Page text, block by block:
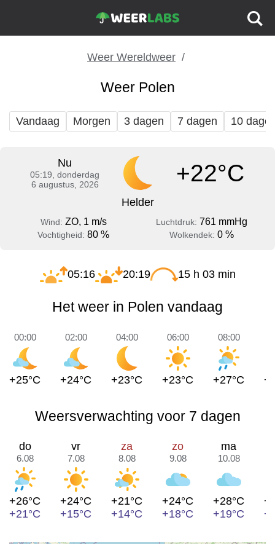
Weer Wereldweer
Weer Polen
Vandaag Morgen 3 dagen 7 dagen 10
Nu
05:19, donderdag
6 augustus, 2026
+22°C
Helder
Wind: ZO, 1 m/s Luchtdruk: 761 mmHg
Vochtigheid: 80 % Wolkendek: 0 %
05:16 20:19 15 h 03 min
Het weer in Polen vandaag
00:00
+25°C
02:00
+24°C
04:00
+23°C
06:00
+23°C
08:00
+27°C
Weersverwachting voor 7 dagen
do
6.08
+26°C
+21°C
vr
7.08
+24°C
+15°C
za
8.08
+21°C
+14°C
zo
9.08
+24°C
+18°C
ma
10.08
+28°C
+19°C